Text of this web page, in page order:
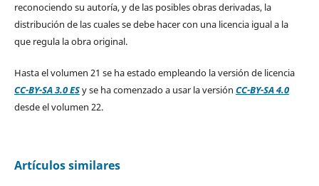
reconociendo su autoría, y de las posibles obras derivadas, la
distribución de las cuales se debe hacer con una licencia igual a la
que regula la obra original.
Hasta el volumen 21 se ha estado empleando la versión de licencia
CC-BY-SA 3.0 ESy se ha comenzado a usar la versión CC-BY-SA 4.0
desde el volumen 22.
Artículos similares